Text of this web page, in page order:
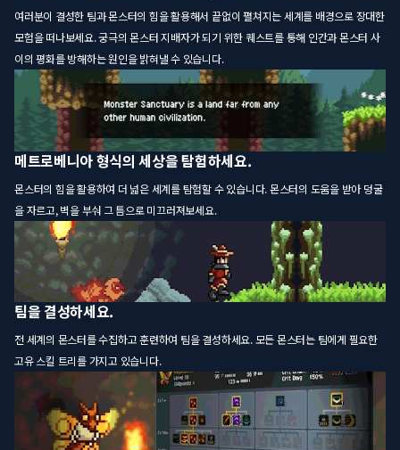
여러분이 결성한 팀과 몬스터의 힘을 활용해서 끝없이 펼쳐지는 세계를 배경으로 장대한
모험을 떠나보세요. 궁극의 몬스터 지배자가 되기 위한 퀘스트를 통해 인간과 몬스터 사
이의 평화를 방해하는 원인을 밝혀낼 수 있습니다.
메트로베니아 형식의 세상을 탐험하세요.
몬스터의 힘을 활용하여 더 넓은 세계를 탐험할 수 있습니다. 몬스터의 도움을 받아 덩굴
을 자르고, 벽을 부숴 그 틈으로 미끄러져보세요.
팀을 결성하세요.
전 세계의 몬스터를 수집하고 훈련하여 팀을 결성하세요. 모든 몬스터는 팀에게 필요한
고유 스킬 트리를 가지고 있습니다.